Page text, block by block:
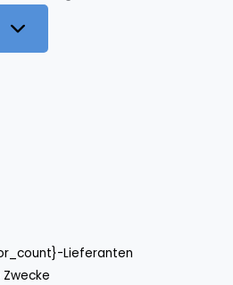
Lieferanten